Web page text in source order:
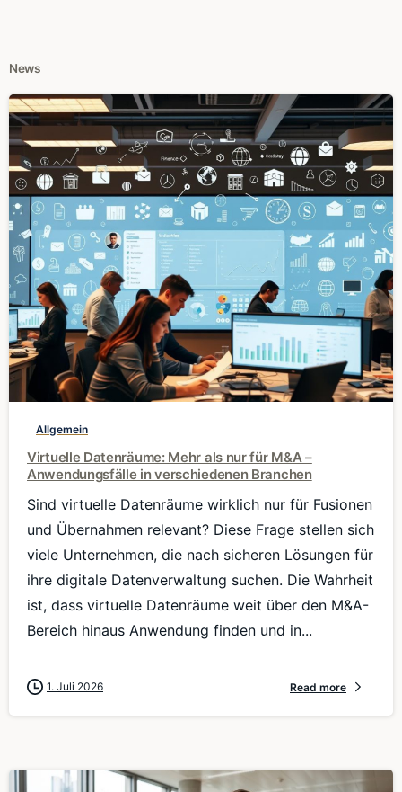
News
Allgemein
Virtuelle Datenräume: Mehr als nur für M&A –
Anwendungsfälle in verschiedenen Branchen
Sind virtuelle Datenräume wirklich nur für Fusionen
und Übernahmen relevant? Diese Frage stellen sich
viele Unternehmen, die nach sicheren Lösungen für
ihre digitale Datenverwaltung suchen. Die Wahrheit
ist, dass virtuelle Datenräume weit über den M&A-
Bereich hinaus Anwendung finden und in...
1. Juli 2026 Read more